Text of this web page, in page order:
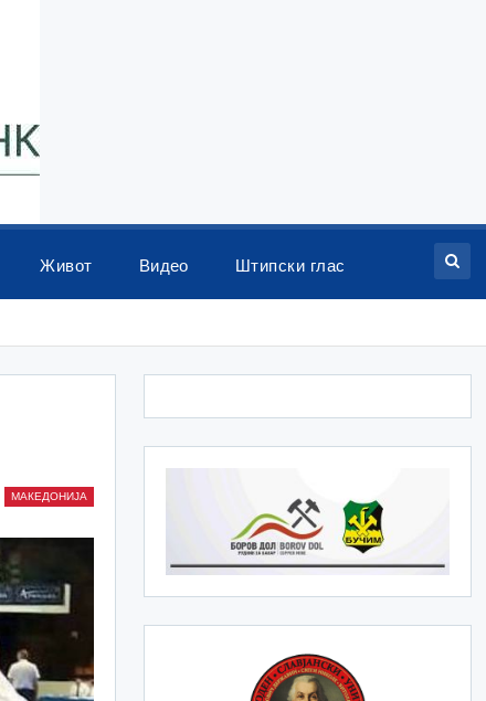
Живот Видео Штипски глас
МАКЕДОНИЈА